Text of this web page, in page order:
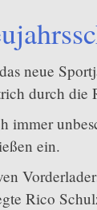
neue
durch die
ein.
Rico